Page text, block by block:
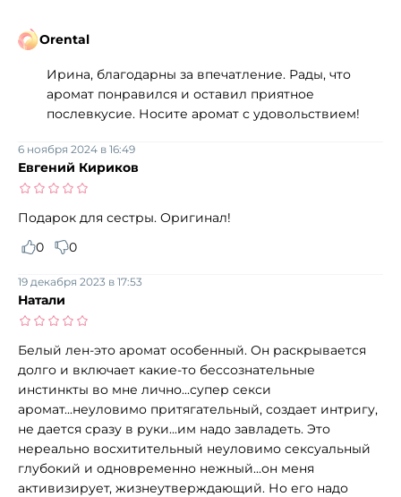
Orental
Ирина, благодарны за впечатление. Рады, что
аромат понравился и оставил приятное
послевкусие. Носите аромат с удовольствием!
Евгений Кириков
6 ноября 2024 в 16:49
Подарок для сестры. Оригинал!
0
0
Натали
19 декабря 2023 в 17:53
Белый лен-это аромат особенный. Он раскрывается
долго и включает какие-то бессознательные
инстинкты во мне лично...супер секси
аромат...неуловимо притягательный, создает интригу,
не дается сразу в руки...им надо завладеть. Это
нереально восхитительный неуловимо сексуальный
глубокий и одновременно нежный...он меня
активизирует, жизнеутверждающий. Но его надо